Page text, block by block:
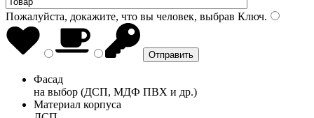
Пожалуйста, докажите, что вы человек, выбрав Ключ.
Фасад
на выбор (ДСП, МДФ ПВХ и др.)
Материал корпуса